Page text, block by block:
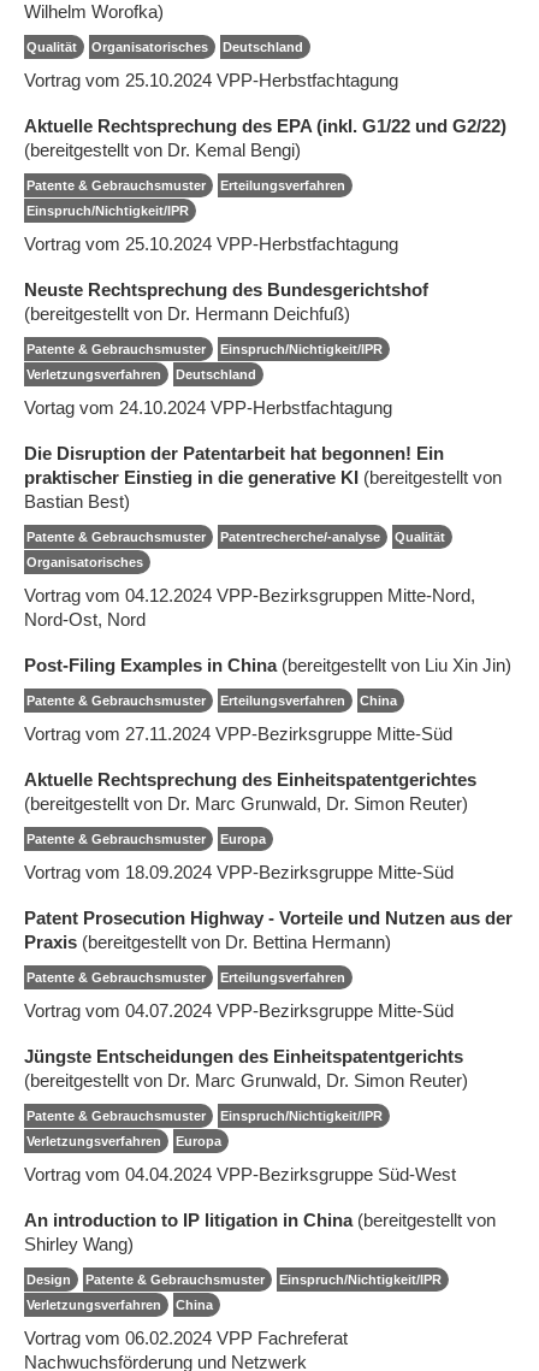
Wilhelm Worofka)
Qualität Organisatorisches Deutschland
Vortrag vom 25.10.2024 VPP-Herbstfachtagung
Aktuelle Rechtsprechung des EPA (inkl. G1/22 und G2/22)
(bereitgestellt von Dr. Kemal Bengi)
Patente & Gebrauchsmuster
Erteilungsverfahren
Einspruch/Nichtigkeit/IPR
Vortrag vom 25.10.2024 VPP-Herbstfachtagung
Neuste Rechtsprechung des Bundesgerichtshof
(bereitgestellt von Dr. Hermann Deichfuß)
Patente & Gebrauchsmuster
Einspruch/Nichtigkeit/IPR
Verletzungsverfahren
Deutschland
Vortag vom 24.10.2024 VPP-Herbstfachtagung
Die Disruption der Patentarbeit hat begonnen! Ein
praktischer Einstieg in die generative KI (bereitgestellt von
Bastian Best)
Patente & Gebrauchsmuster Patentrecherche/-analyse
Qualität
Organisatorisches
Vortrag vom 04.12.2024 VPP-Bezirksgruppen Mitte-Nord,
Nord-Ost, Nord
Post-Filing Examples in China(bereitgestellt von Liu Xin Jin)
Patente & Gebrauchsmuster Erteilungsverfahren China
Vortrag vom 27.11.2024 VPP-Bezirksgruppe Mitte-Süd
Aktuelle Rechtsprechung des Einheitspatentgerichtes
(bereitgestellt von Dr. Marc Grunwald, Dr. Simon Reuter)
Patente & Gebrauchsmuster Europa
Vortrag vom 18.09.2024 VPP-Bezirksgruppe Mitte-Süd
Patent Prosecution Highway - Vorteile und Nutzen aus der
Praxis (bereitgestellt von Dr. Bettina Hermann)
Patente & Gebrauchsmuster Erteilungsverfahren
Vortrag vom 04.07.2024 VPP-Bezirksgruppe Mitte-Süd
Jüngste Entscheidungen des Einheitspatentgerichts
(bereitgestellt von Dr. Marc Grunwald, Dr. Simon Reuter)
Patente & Gebrauchsmuster
Einspruch/Nichtigkeit/IPR
Verletzungsverfahren
Europa
Vortrag vom 04.04.2024 VPP-Bezirksgruppe Süd-West
An introduction to IP litigation in China(bereitgestellt von
Shirley Wang)
Design Patente & Gebrauchsmuster
Einspruch/Nichtigkeit/IPR
Verletzungsverfahren
China
Vortrag vom 06.02.2024 VPP Fachreferat
Nachwuchsförderung und Netzwerk